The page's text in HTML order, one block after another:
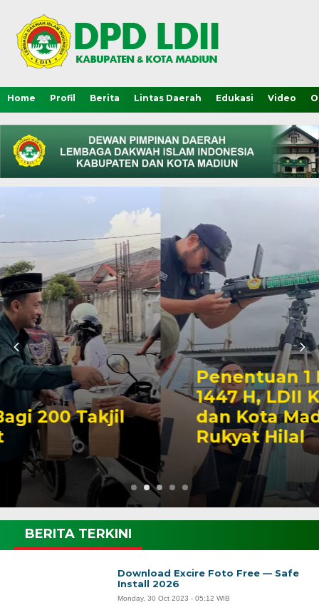
Home Profil Berita Lintas Daerah Edukasi Video
Penentuan 1 Ramadan
1447 H, LDII Kabupaten
dan Kota Madiun Gelar
Rukyat Hilal
BERITA TERKINI
Download Excire Foto Free — Safe
Install 2026
Monday, 30 Oct 2023 - 05:12 WIB